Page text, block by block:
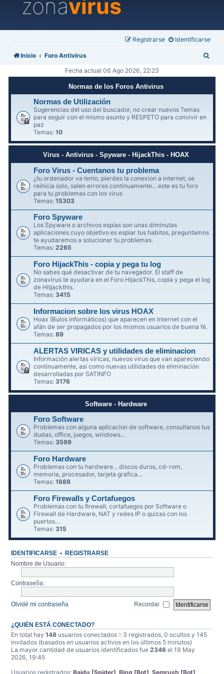
zonavirus
Identificarse
Registrarse
Inicio Foro Antivirus
c
Fecha actual 06 Ago 2026, 22:23
Normas de los Foros Antivirus
Normas de Utilización
Sugerencias del uso del buscador, no crear nuevos Temas
para seguir con el mismo asunto y RESPETO para convivir en
paz
Temas:10
Virus - Antivirus - Spyware - HijackThis - HOAX
Foro Virus - Cuentanos tu problema
¿tu ordenador va lento, pierdes la conexion a internet, se
reinicia solo, salen errores continuamente... este es tu foro
para tu problemas con los virus
Temas:15303
Foro Spyware
Los Spyware o archivos espías son unas diminutas
aplicaciones cuyo objetivo es espiar tus habitos, preguntamos
te ayudaremos a solucionar tu problemas.
Temas:2265
Foro HijackThis - copia y pega tu log
No sabes qué desactivar de tu navegador. El staff de
zonavirus te ayudara en el Foro HijackThis, copia y pega el log
de Hitjackthis.
Temas: 3415
Informacion sobre los virus HOAX
Hoax (Bulos informáticos) que aparecen en Internet con el
afán de ser propagados por los mismos usuarios de buena fé.
Temas:89
ALERTAS VIRICAS y utilidades de eliminacion
Información alertas víricas, nuevos virus que van apareciendo
continuamente, así como nuevas utilidades de eliminación
desarrolladas por SATINFO
Temas:3176
Software - Hardware
Foro Software
Problemas con alguna aplicacion de software, consultanos tus
dudas, office, juegos, windows...
Temas: 3599
Foro Hardware
Problemas con tu hardware... discos duros, cd-rom,
memoria, procesador, tarjeta grafica...
Temas:1689
Foro Firewalls y Cortafuegos
Problemas con tu firewall, cortafuegos por Software o
Firewall de Hardware, NAT y redes IP o quizas con los
puertos...
Temas:315
IDENTIFICARSE • REGISTRARSE
Nombre de Usuario:
Contraseña:
Olvidé mi contraseña Recordar
¿QUIÉN ESTÁ CONECTADO?
En total hay148 usuarios conectados :: 3 registrados, 0 ocultos y 145
invitados (basados en usuarios activos en los últimos 5 minutos)
La mayor cantidad de usuarios identificados fue2346 el 19 May
2026, 19:45
Usuarios registrados:Baidu [Spider] ,Bing [Bot] ,Semrush [Bot]